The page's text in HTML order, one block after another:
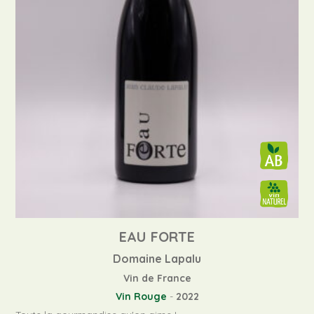
EAU FORTE
Domaine Lapalu
Vin de France
Vin Rouge - 2022